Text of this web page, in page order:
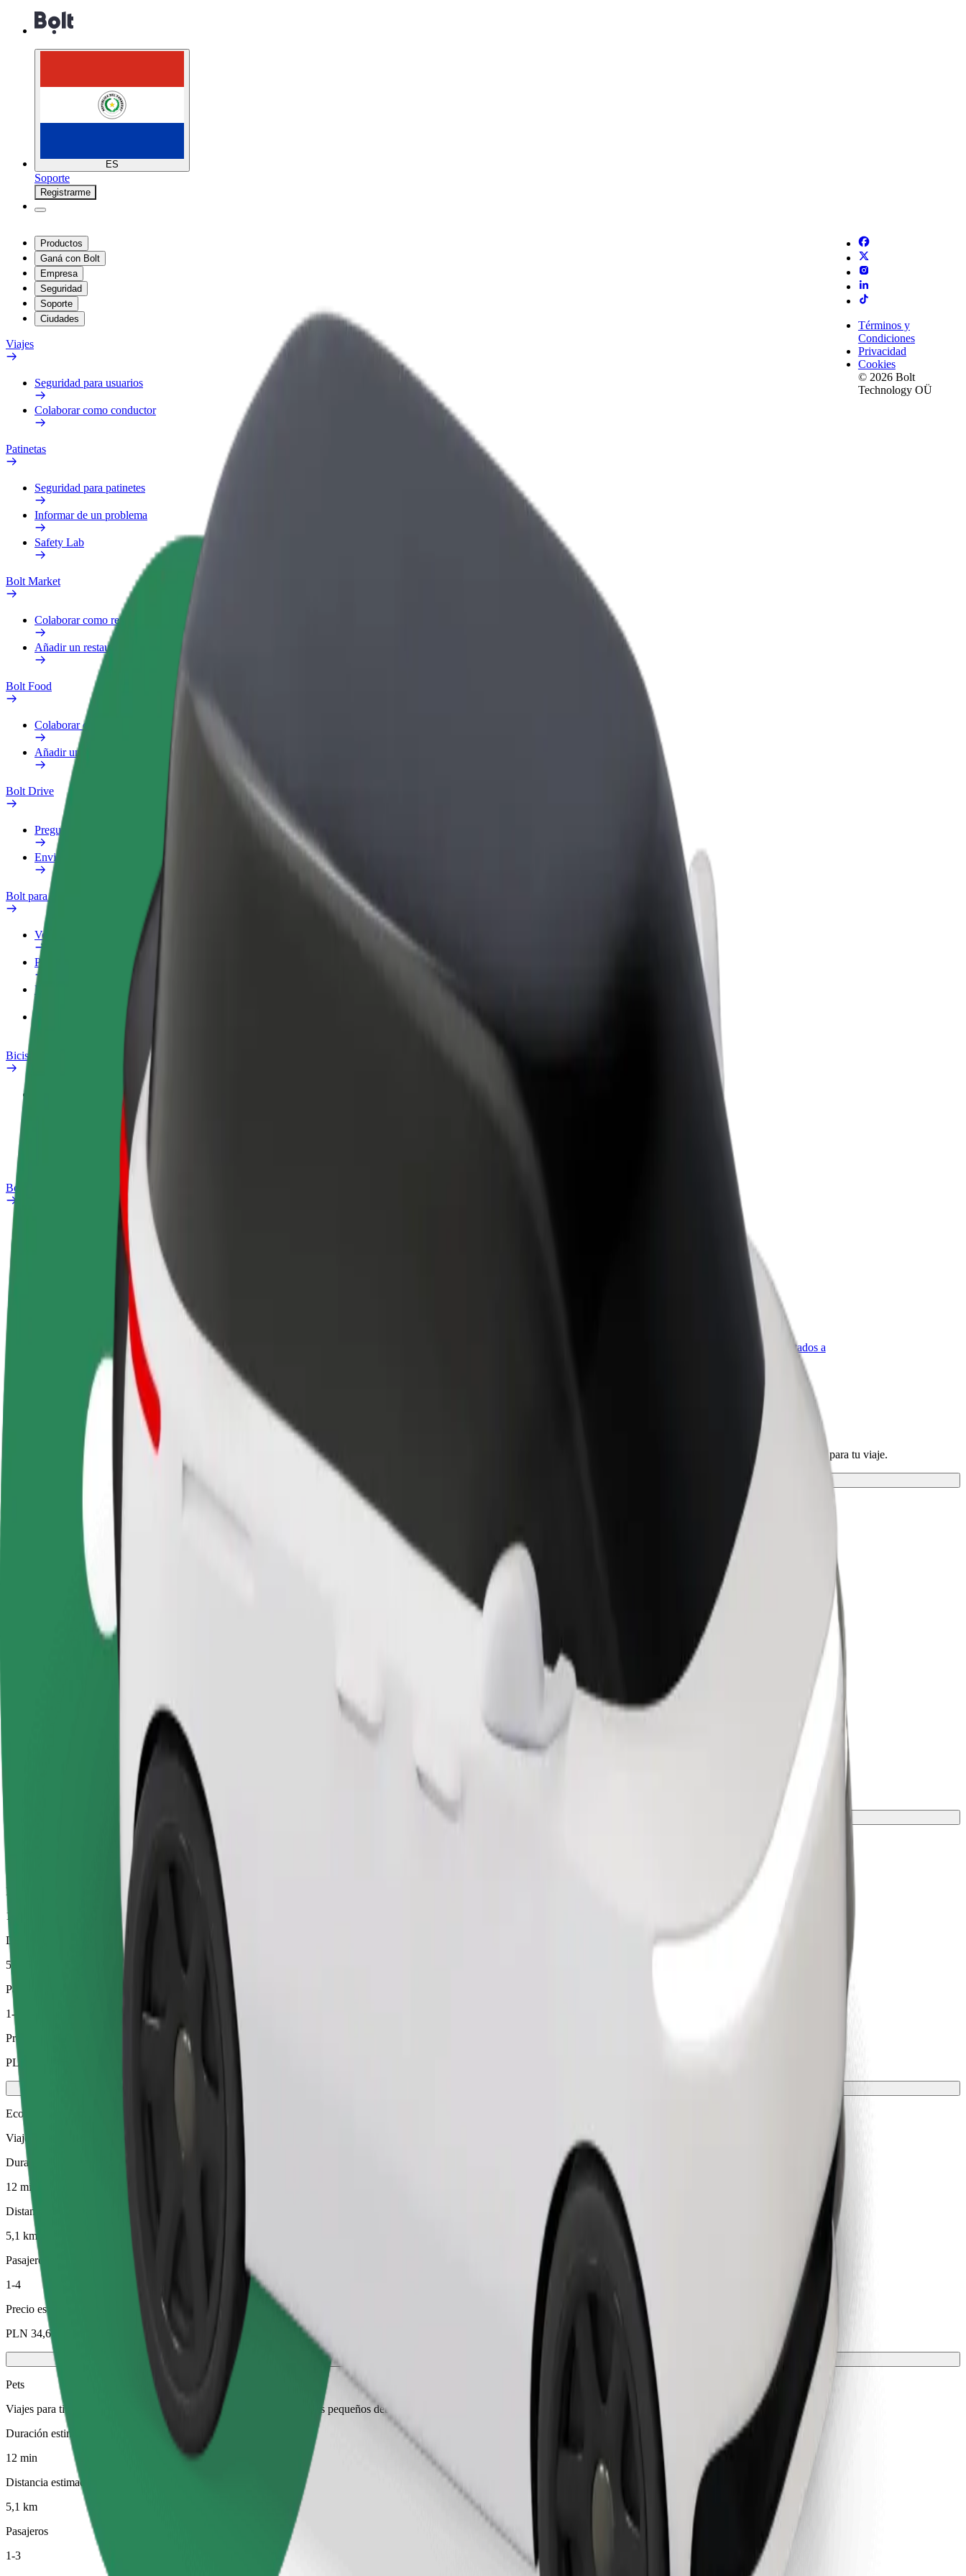
ES
Soporte
Registrarme
Productos
Ganá con Bolt
Empresa
Seguridad
Soporte
Ciudades
Viajes
Seguridad para usuarios
Colaborar como conductor
Patinetas
Seguridad para patinetes
Informar de un problema
Safety Lab
Bolt Market
Colaborar como repartidor
Añadir un restaurante o tienda
Bolt Food
Colaborar como repartidor
Añadir un restaurante o tienda
Bolt Drive
Preguntas frecuentes
Enviar aviso sobre un vehículo
Bolt para empresas
Ventajas
Perfil de trabajo
Productos
Bolt Food para empresas
Bicis
Informar de un problema
Preguntas frecuentes
Bolt Plus
Colaborar como conductor
Gana dinero colaborando
Colaborar como repartidor
Repartí comida y cobrá todas las
Productos y servicios de Bolt adaptados a
Términos y
Condiciones
Privacidad
Cookies
© 2026 Bolt
Technology OÜ
Cómo ir de Galeria Bałtycka a The Academic Club of Gdańsk University of Technology "Kwadratowa
¿Buscás la mejor forma de ir de Galeria Bałtycka a The Academic Club of Gdańsk University of Technology "Kwadratowa? Explorá nuestros servicios y encontrá la opción perfecta para tu viaje.
The Academic Club of Gdańsk University of Technology "Kwadratowa
Comodidad y confort a un botón de distancia
Viajes fiables en coches estándar de tamaño medio.
Duración estimada del viaje
Viajes en coches con más espacio para equipaje y para estirar las piernas
Duración estimada del viaje
12 min
Distancia estimada
5,1 km
Pasajeros
1-4
Precio estimado
PLN 25,10
Ecológico
Viajes eficientes en vehículos híbridos y eléctricos
Duración estimada del viaje
12 min
Distancia estimada
5,1 km
Pasajeros
1-4
Precio estimado
PLN 34,60
Pets
Viajes para ti y tu mascota. Los perros deben llevar bozal, los animales pequeños deben ir en transportín y los asientos deben protegerse con una manta o funda.
Duración estimada del viaje
12 min
Distancia estimada
5,1 km
Pasajeros
1-3